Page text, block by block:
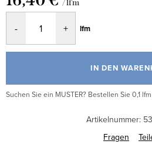
/ lfm
lfm
IN DEN
Suchen Sie ein MUSTER? Bestellen Sie 0,1
Artikelnummer:
Fragen